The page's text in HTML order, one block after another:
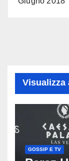
Visualizza
GOSSIP E TV